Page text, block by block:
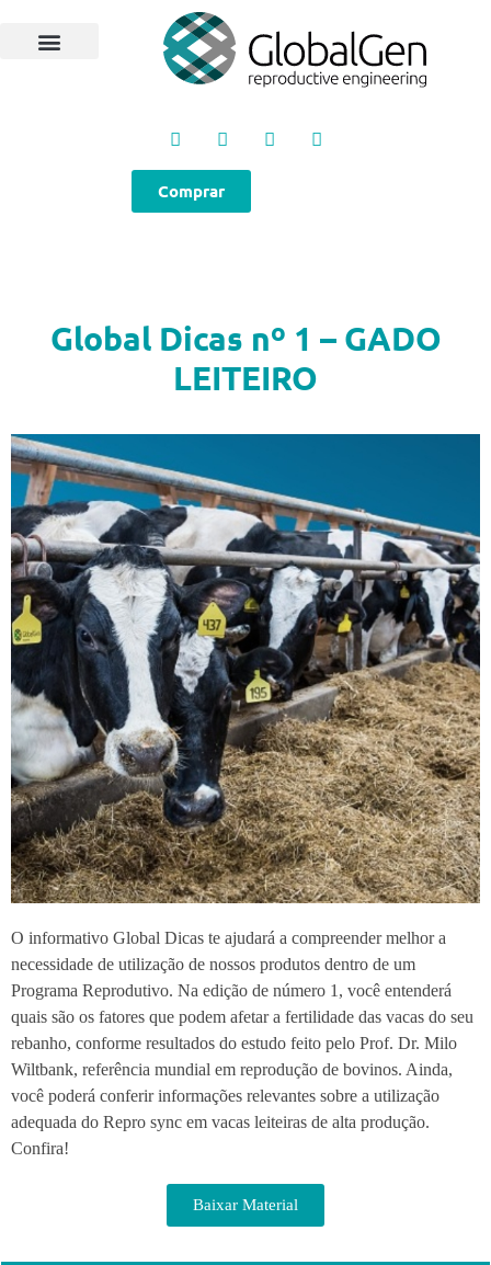
Comprar
Global Dicas nº 1 – GADO
LEITEIRO
O informativo Global Dicas te ajudará a compreender melhor a
necessidade de utilização de nossos produtos dentro de um
Programa Reprodutivo. Na edição de número 1, você entenderá
quais são os fatores que podem afetar a fertilidade das vacas do seu
rebanho, conforme resultados do estudo feito pelo Prof. Dr. Milo
Wiltbank, referência mundial em reprodução de bovinos. Ainda,
você poderá conferir informações relevantes sobre a utilização
adequada do Repro sync em vacas leiteiras de alta produção.
Confira!
Baixar Material